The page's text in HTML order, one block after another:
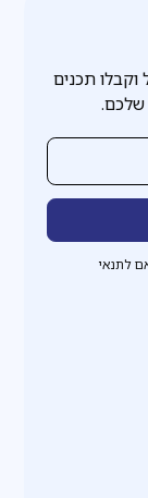
תכנים
שלכם.
לתנאי